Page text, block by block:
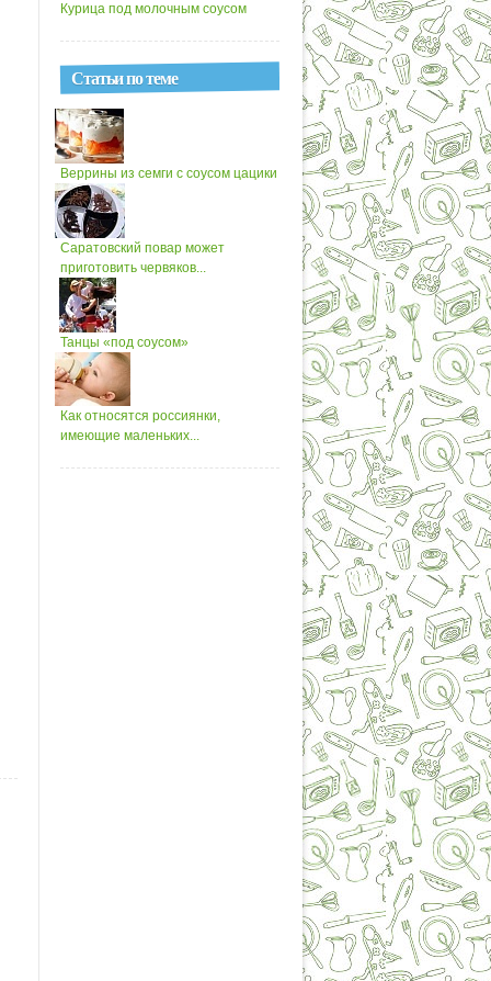
Курица под молочным соусом
Статьи по теме
Веррины из семги с соусом цацики
Саратовский повар может
приготовить червяков...
Танцы «под соусом»
Как относятся россиянки,
имеющие маленьких...